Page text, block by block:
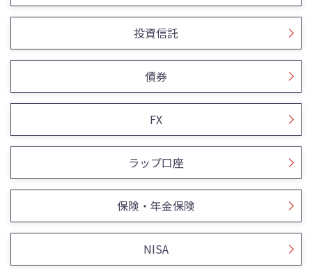
投資信託
債券
FX
ラップ口座
保険・年金保険
NISA